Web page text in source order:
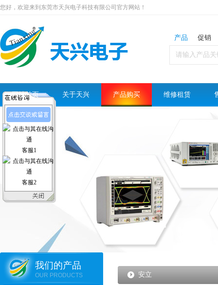
您好，欢迎来到东莞市天兴电子科技有限公司官方网站！
产品 促销
网站首页 关于天兴 产品购买 维修租赁
我们的产品
OUR PRODUCTS 安立
客服1
客服2